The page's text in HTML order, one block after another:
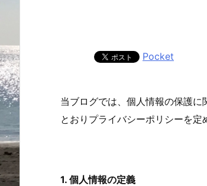
Pocket
当ブログでは、個人情報の保護
とおりプライバシーポリシーを定
1. 個人情報の定義